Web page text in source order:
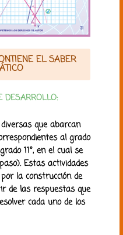
EL SABER
DESARROLLO:
que abarcan
al grado
11°, en el cual se
Estas actividades
la construcción de
de las respuestas que
cada uno de los